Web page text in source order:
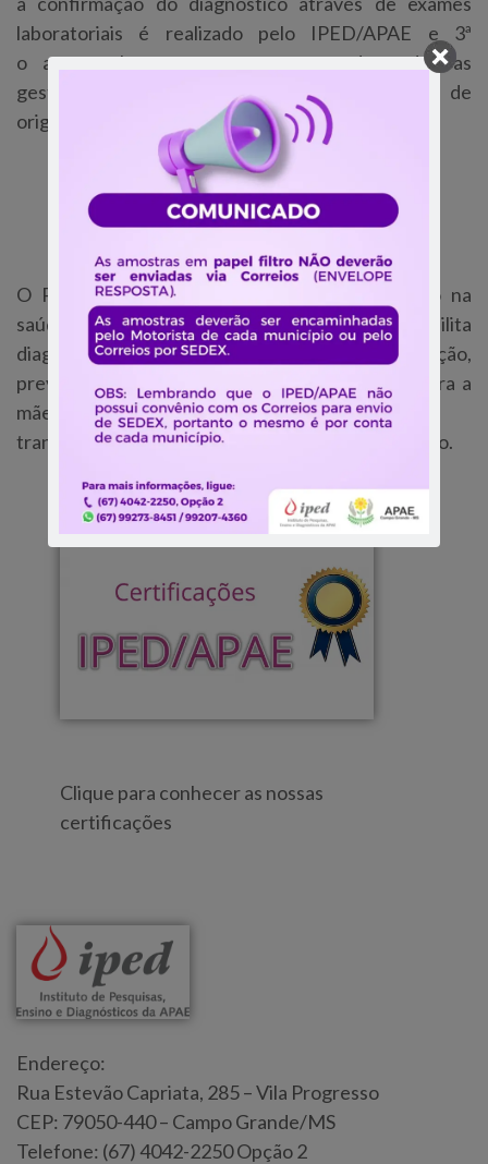
laboratoriais é realizado pelo IPED/APAE e 3ª
o acompanhamento e tratamento de todas as
gestantes do Estado oferecido pelo município de
origem de cada gestante.Resolução Pré-Natal
O PEPG/MS é considerado um grande avanço na
saúde pública do Estado. O Programa possibilita
diagnosticar as doenças ainda na gestação,
prevenindo possíveis complicações e agravos para a
mãe e para o bebê, já que as doenças podem ser
transmitidas da mãe para o filho durante a gestação.
Clique para conhecer as nossas
certificações
Endereço:
Rua Estevão Capriata, 285 – Vila Progresso
CEP: 79050-440 – Campo Grande/MS
Telefone: (67) 4042-2250 Opção 2